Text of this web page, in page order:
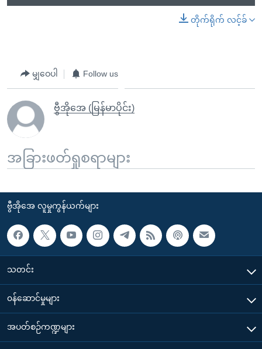
တိုက်ရိုက် လင့်ခ်
မျှဝေပါ Follow us
ဗွီအိုအေ (မြန်မာပိုင်း)
အခြားဖတ်ရှုစရာများ
ဗွီအိုအေ လူမှုကွန်ယက်များ
သတင်း
၀န်ဆောင်မှုများ
အပတ်စဉ်ကဏ္ဍများ